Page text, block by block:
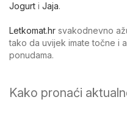
Jogurt i Jaja.
Letkomat.hr svakodnevno
tako da uvijek imate točne i
ponudama.
Kako pronaći